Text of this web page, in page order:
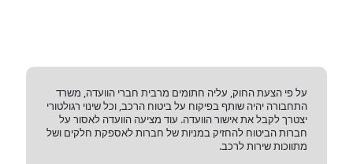
על פי הצעת החוק, עליה חתומים מרבית חברי הוועדה, משרד
התחבורה יהיה שותף בפיקוח על ביטוח הרכב, וכל שינוי רגולטורי
יצטרך לקבל את אישור הוועדה. עוד מציעה הוועדה לאסור על
חברות הביטוח להחזיק במניות של חברות לאספקת חלקים ושל
מתווכות שירות לרכב.